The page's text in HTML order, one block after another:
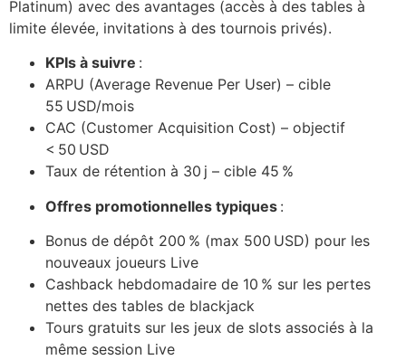
Platinum) avec des avantages (accès à des tables à
limite élevée, invitations à des tournois privés).
KPIs à suivre :
ARPU (Average Revenue Per User) – cible
55 USD/mois
CAC (Customer Acquisition Cost) – objectif
< 50 USD
Taux de rétention à 30 j – cible 45 %
Offres promotionnelles typiques :
Bonus de dépôt 200 % (max 500 USD) pour les
nouveaux joueurs Live
Cashback hebdomadaire de 10 % sur les pertes
nettes des tables de blackjack
Tours gratuits sur les jeux de slots associés à la
même session Live